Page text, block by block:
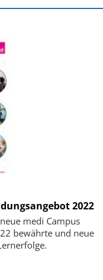
2022
medi Campus
bewährte und neue